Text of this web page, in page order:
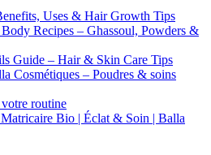
Uses & Hair Growth Tips
Recipes – Ghassoul, Powders &
Guide – Hair & Skin Care Tips
Cosmétiques – Poudres & soins
routine
Bio | Éclat & Soin | Balla